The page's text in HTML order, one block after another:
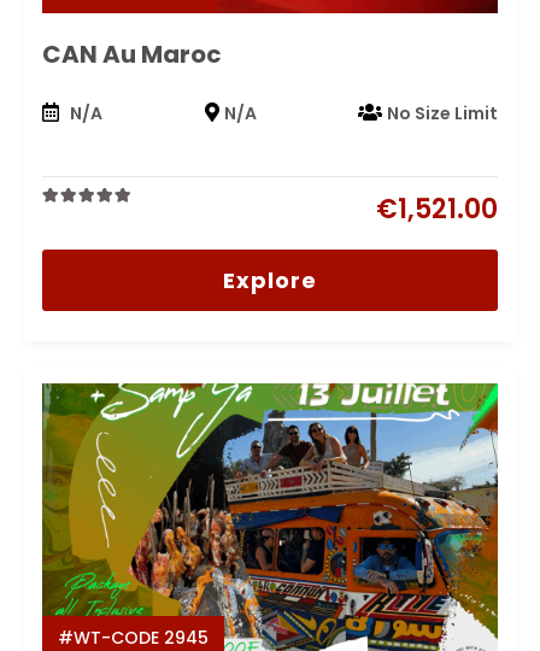
CAN Au Maroc
N/A N/A No Size Limit
€1,521.00
out
Explore
#WT-CODE 2945